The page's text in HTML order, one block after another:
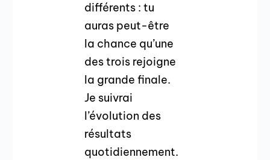
différents : tu
auras peut-être
la chance qu’une
des trois rejoigne
la grande finale.
Je suivrai
l’évolution des
résultats
quotidiennement.